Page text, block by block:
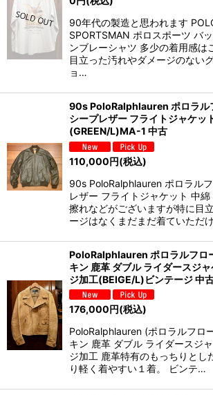
90年代の製造と思われます
SPORTSMAN ポロスポーツ バ
ンブレーシャツ 多少の着用感は
目立った汚れやダメージのない
ョ…
90s PoloRalphlauren ポロラル
シープレザー フライトジャケッ
(GREEN/L)MA-1 中古
110,000円(税込)
90s PoloRalphlauren ポロラル
レザー フライトジャケット 中綿
擦れなどがございますが特に目
ージはなくまだまだ着ていただ
PoloRalphlauren ポロラルフロ
キン 鹿革 ダブル ライダースジ
ジ加工(BEIGE/L)ビンテージ 中
176,000円(税込)
PoloRalphlauren (ポロラルフロ
キン 鹿革 ダブル ライダースジ
ジ加工 鹿革特有のもっちりとし
り軽く着やすい１着。 ビンテ…